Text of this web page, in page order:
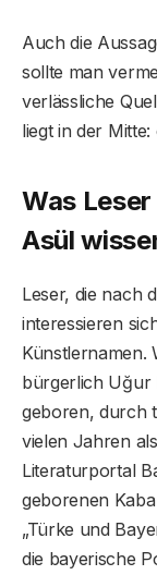
Auch die
sollte man
verlässliche
liegt in der
Was
Asül
Leser, die nach
interessieren
Künstlernamen.
bürgerlich Uğur
geboren, durch
vielen Jahren
Literaturportal
geborenen
„Türke und
die bayerische